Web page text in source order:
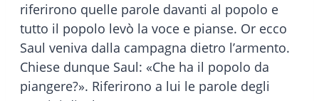
riferirono quelle parole davanti al popolo e
tutto il popolo levò la voce e pianse. Or ecco
Saul veniva dalla campagna dietro l’armento.
Chiese dunque Saul: «Che ha il popolo da
piangere?». Riferirono a lui le parole degli